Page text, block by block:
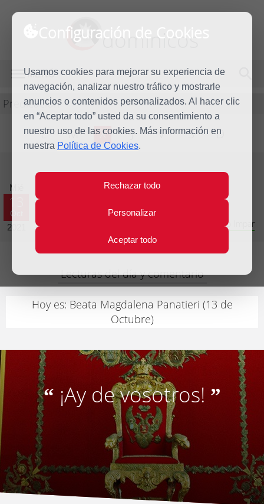
Configuración de Cookies
Usamos cookies para mejorar su experiencia de
navegación, analizar nuestro tráfico y mostrarle
anuncios o contenidos personalizados. Al hacer clic
en “Aceptar todo” usted da su consentimiento a
nuestro uso de las cookies. Más información en
nuestra Política de Cookies.
Rechazar todo
Personalizar
Aceptar todo
dominicos
MENÚ
Predicación
L M X J V S D
Mié
13
Oct
2021
Evangelio del día
Vigésimo octava semana del Tiempo Ordinario - Año Impar
Lecturas del día y comentario
Hoy es: Beata Magdalena Panatieri (13 de
Octubre)
“ ¡Ay de vosotros! ”